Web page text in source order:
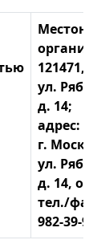
121471,
ул.
д. 14;
адрес:
г.
ул.
д. 14,
тел./
982-39-